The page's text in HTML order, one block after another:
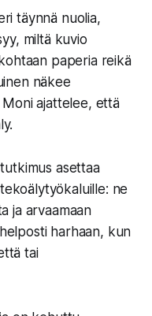
täynnä nuolia,
miltä kuvio
paperia reikä
näkee
ajattelee, että
asettaa
ne
ja arvaamaan
harhaan, kun
tai